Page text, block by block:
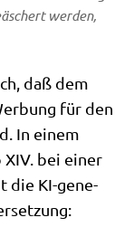
wer­den,
daß dem
für den
In einem
XIV. bei einer
die KI-gene­